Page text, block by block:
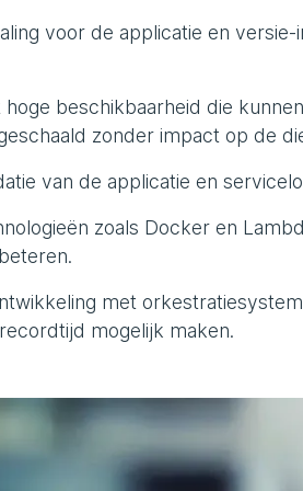
voor de applicatie en
beschikbaarheid die
zonder impact op de
van de applicatie en
zoals Docker en
met
mogelijk maken.